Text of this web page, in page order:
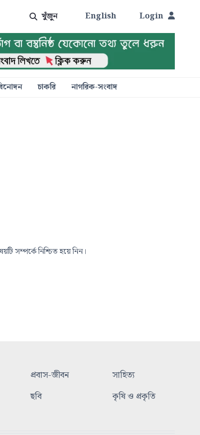
খুঁজুন English Login
চাকরি নাগরিক-সংবাদ
সম্পর্কে নিশ্চিত হয়ে নিন।
প্রবাস-জীবন
সাহিত্য
ছবি কৃষি ও প্রকৃতি